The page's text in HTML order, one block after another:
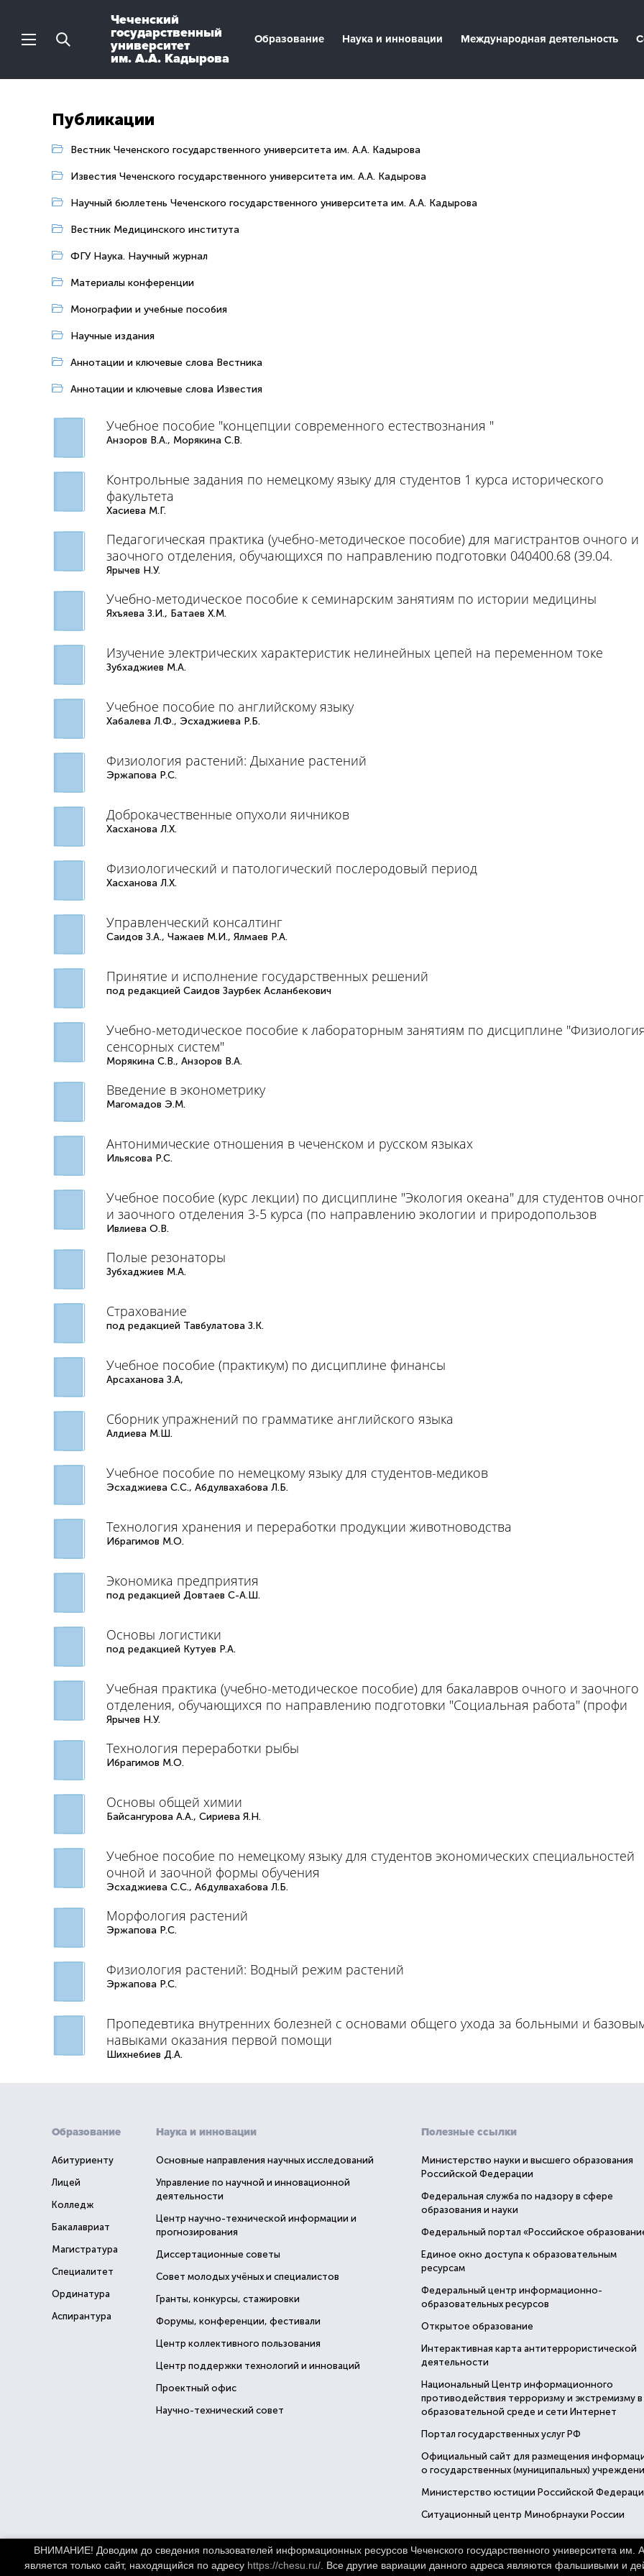
Чеченский
государственный
университет
им. А.А. Кадырова
Образование Наука и инновации Международная деятельность
Публикации
Вестник Чеченского государственного университета им. А.А. Кадырова
Известия Чеченского государственного университета им. А.А. Кадырова
Научный бюллетень Чеченского государственного университета им. А.А. Кадырова
Вестник Медицинского института
ФГУ Наука. Научный журнал
Материалы конференции
Монографии и учебные пособия
Научные издания
Аннотации и ключевые слова Вестника
Аннотации и ключевые слова Известия
Учебное пособие "концепции современного естествознания "
Анзоров В.А., Морякина С.В.
Контрольные задания по немецкому языку для студентов 1 курса исторического
факультета
Хасиева М.Г.
Педагогическая практика (учебно-методическое пособие) для магистрантов очного и
заочного отделения, обучающихся по направлению подготовки 040400.68 (39.04.
Ярычев Н.У.
Учебно-методическое пособие к семинарским занятиям по истории медицины
Яхъяева З.И., Батаев Х.М.
Изучение электрических характеристик нелинейных цепей на переменном токе
Зубхаджиев М.А.
Учебное пособие по английскому языку
Хабалева Л.Ф., Эсхаджиева Р.Б.
Физиология растений: Дыхание растений
Эржапова Р.С.
Доброкачественные опухоли яичников
Хасханова Л.Х.
Физиологический и патологический послеродовый период
Хасханова Л.Х.
Управленческий консалтинг
Саидов З.А., Чажаев М.И., Ялмаев Р.А.
Принятие и исполнение государственных решений
под редакцией Саидов Заурбек Асланбекович
Учебно-методическое пособие к лабораторным занятиям по дисциплине
сенсорных систем"
Морякина С.В., Анзоров В.А.
Введение в эконометрику
Магомадов Э.М.
Антонимические отношения в чеченском и русском языках
Ильясова Р.С.
Учебное пособие (курс лекции) по дисциплине "Экология океана" для студентов
и заочного отделения 3-5 курса (по направлению экологии и природопользов
Ивлиева О.В.
Полые резонаторы
Зубхаджиев М.А.
Страхование
под редакцией Тавбулатова З.К.
Учебное пособие (практикум) по дисциплине финансы
Арсаханова З.А,
Сборник упражнений по грамматике английского языка
Алдиева М.Ш.
Учебное пособие по немецкому языку для студентов-медиков
Эсхаджиева С.С., Абдулвахабова Л.Б.
Технология хранения и переработки продукции животноводства
Ибрагимов М.О.
Экономика предприятия
под редакцией Довтаев С-А.Ш.
Основы логистики
под редакцией Кутуев Р.А.
Учебная практика (учебно-методическое пособие) для бакалавров очного и заочного
отделения, обучающихся по направлению подготовки "Социальная работа" (профи
Ярычев Н.У.
Технология переработки рыбы
Ибрагимов М.О.
Основы общей химии
Байсангурова А.А., Сириева Я.Н.
Учебное пособие по немецкому языку для студентов экономических специальностей
очной и заочной формы обучения
Эсхаджиева С.С., Абдулвахабова Л.Б.
Морфология растений
Эржапова Р.С.
Физиология растений: Водный режим растений
Эржапова Р.С.
Пропедевтика внутренних болезней с основами общего ухода за больными и
навыками оказания первой помощи
Шихнебиев Д.А.
Образование
Абитуриенту
Лицей
Колледж
Бакалавриат
Магистратура
Специалитет
Ординатура
Аспирантура
Наука и инновации
Основные направления научных исследований
Управление по научной и инновационной
деятельности
Центр научно-технической информации и
прогнозирования
Диссертационные советы
Совет молодых учёных и специалистов
Гранты, конкурсы, стажировки
Форумы, конференции, фестивали
Центр коллективного пользования
Центр поддержки технологий и инноваций
Проектный офис
Научно-технический совет
Полезные ссылки
Министерство науки и высшего образования
Российской Федерации
Федеральная служба по надзору в сфере
образования и науки
Федеральный портал «Российское
Единое окно доступа к образовательным
ресурсам
Федеральный центр информационно-
образовательных ресурсов
Открытое образование
Интерактивная карта антитеррористической
деятельности
Национальный Центр информационного
противодействия терроризму и экстремизму в
образовательной среде и сети Интернет
Портал государственных услуг РФ
Официальный сайт для размещения
о государственных (муниципальных)
Министерство юстиции Российской
Ситуационный центр Минобрнауки России
Использование новостных материалов сайта возможно только при наличии активной
ВНИМАНИЕ! Доводим до сведения пользователей информационных ресурсов Чеченского государственного университета
является только сайт, находящийся по адресу https://chesu.ru/. Все другие вариации данного адреса являются фальшивыми и